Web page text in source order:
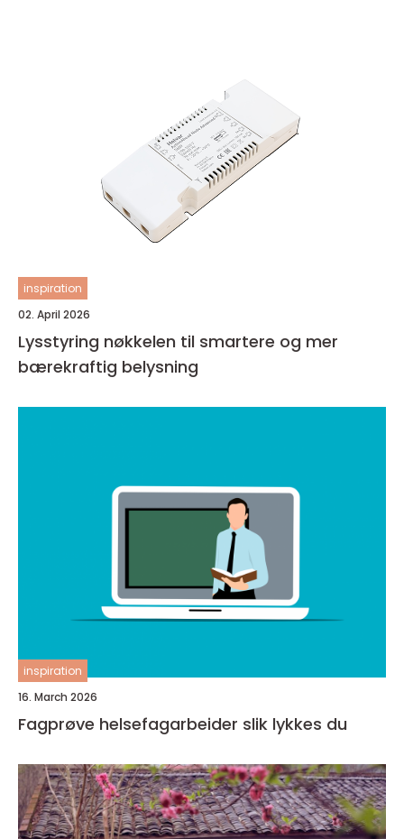
inspiration
02. April 2026
Lysstyring nøkkelen til smartere og mer
bærekraftig belysning
inspiration
16. March 2026
Fagprøve helsefagarbeider slik lykkes du